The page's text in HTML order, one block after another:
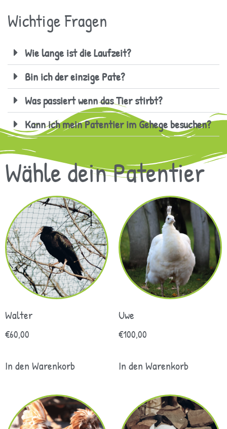
Wichtige Fragen
Wie lange ist die Laufzeit?
Bin ich der einzige Pate?
Was passiert wenn das Tier stirbt?
Kann ich mein Patentier im Gehege besuchen?
Wähle dein Patentier
Walter
€60,00
In den Warenkorb
Uwe
€100,00
In den Warenkorb